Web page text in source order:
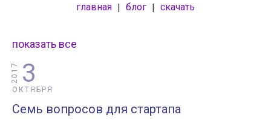
главная | блог | скачать
показать все
3
ОКТЯБРЯ
2017
Семь вопросов для стартапа